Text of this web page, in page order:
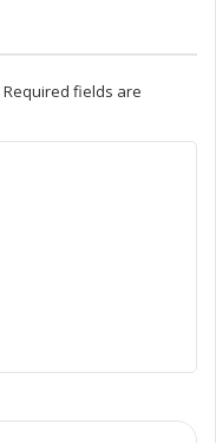
Required fields are